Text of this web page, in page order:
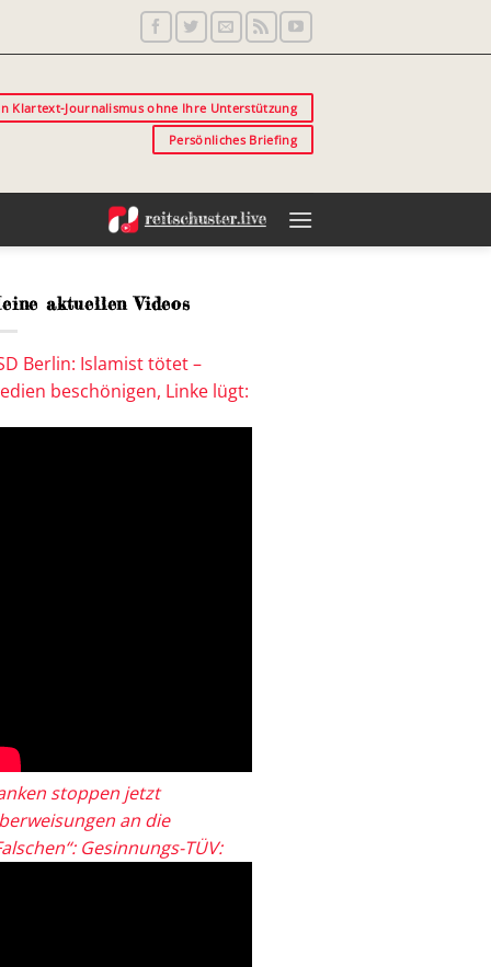
Klartext-Journalismus ohne Ihre Unterstützung
Persönliches Briefing
aktuellen Videos
Berlin: Islamist tötet –
beschönigen, Linke lügt:
stoppen jetzt
an die
Gesinnungs-TÜV: